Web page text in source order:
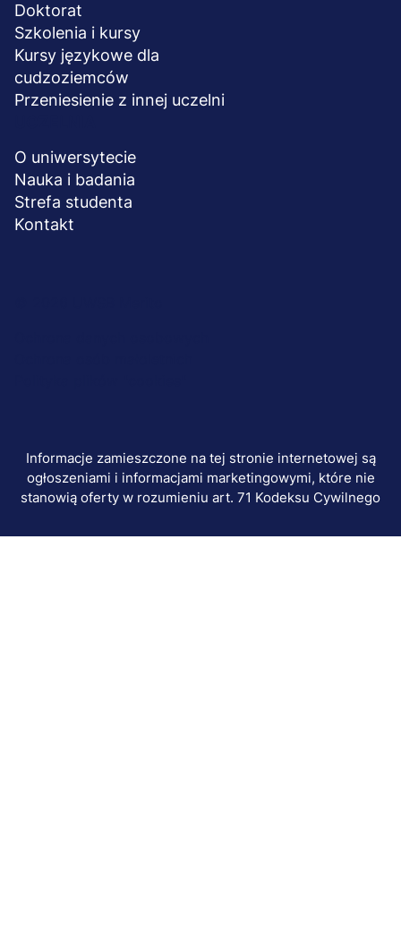
Doktorat
Szkolenia i kursy
Kursy językowe dla
cudzoziemców
Przeniesienie z innej uczelni
O uniwersytecie
Nauka i badania
Strefa studenta
Kontakt
Informacje zamieszczone na tej stronie internetowej są
ogłoszeniami i informacjami marketingowymi, które nie
stanowią oferty w rozumieniu art. 71 Kodeksu Cywilnego